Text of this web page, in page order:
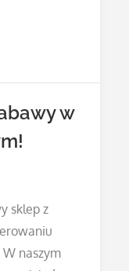
w
sklep z
naszym